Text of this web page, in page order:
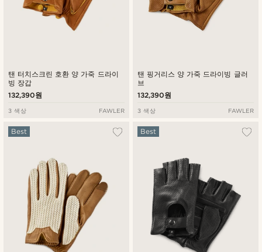
탠 터치스크린 호환 양 가죽 드라이
빙 장갑
132,390원
3 색상 FAWLER
탠 핑거리스 양 가죽 드라이빙 글러
브
132,390원
3 색상 FAWLER
Best Best